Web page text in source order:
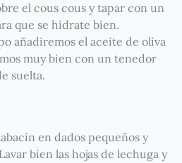
el cous cous y tapar con un
que se hidrate bien.
añadiremos el aceite de oliva
muy bien con un tenedor
suelta.
en dados pequeños y
bien las hojas de lechuga y